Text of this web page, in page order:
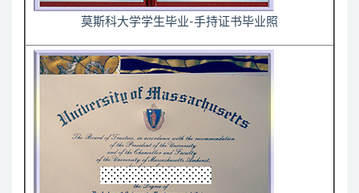
莫斯科大学学生毕业-手持证书毕业照